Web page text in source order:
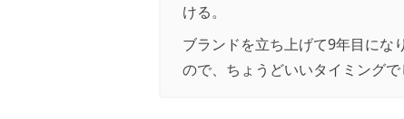
ける。
ブランドを立ち上げて9年目にな
ので、ちょうどいいタイミングで